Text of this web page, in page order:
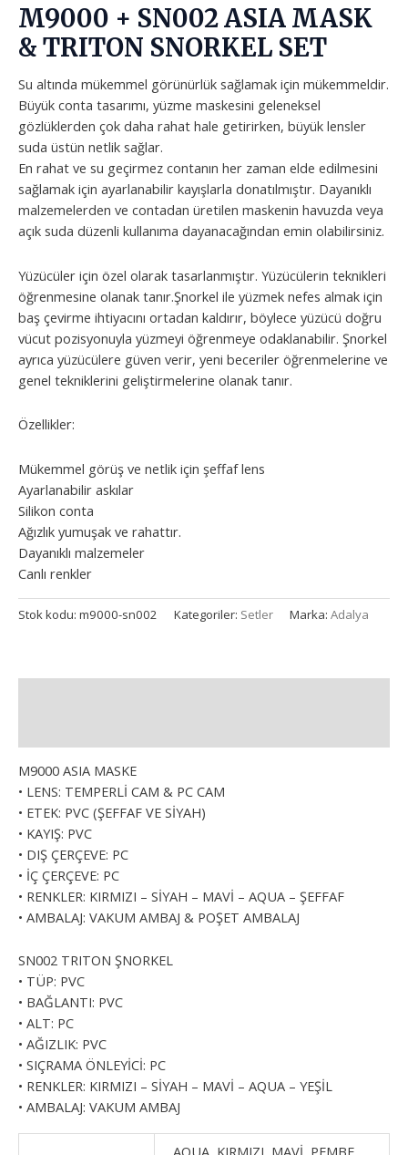
M9000 + SN002 ASIA MASK
& TRITON SNORKEL SET
Su altında mükemmel görünürlük sağlamak için mükemmeldir.
Büyük conta tasarımı, yüzme maskesini geleneksel
gözlüklerden çok daha rahat hale getirirken, büyük lensler
suda üstün netlik sağlar.
En rahat ve su geçirmez contanın her zaman elde edilmesini
sağlamak için ayarlanabilir kayışlarla donatılmıştır. Dayanıklı
malzemelerden ve contadan üretilen maskenin havuzda veya
açık suda düzenli kullanıma dayanacağından emin olabilirsiniz.
Yüzücüler için özel olarak tasarlanmıştır. Yüzücülerin teknikleri
öğrenmesine olanak tanır.Şnorkel ile yüzmek nefes almak için
baş çevirme ihtiyacını ortadan kaldırır, böylece yüzücü doğru
vücut pozisyonuyla yüzmeyi öğrenmeye odaklanabilir. Şnorkel
ayrıca yüzücülere güven verir, yeni beceriler öğrenmelerine ve
genel tekniklerini geliştirmelerine olanak tanır.
Özellikler:
Mükemmel görüş ve netlik için şeffaf lens
Ayarlanabilir askılar
Silikon conta
Ağızlık yumuşak ve rahattır.
Dayanıklı malzemeler
Canlı renkler
Stok kodu: m9000-sn002 Kategoriler: Setler Marka: Adalya
M9000 ASIA MASKE
• LENS: TEMPERLİ CAM & PC CAM
• ETEK: PVC (ŞEFFAF VE SİYAH)
• KAYIŞ: PVC
• DIŞ ÇERÇEVE: PC
• İÇ ÇERÇEVE: PC
• RENKLER: KIRMIZI – SİYAH – MAVİ – AQUA – ŞEFFAF
• AMBALAJ: VAKUM AMBAJ & POŞET AMBALAJ
SN002 TRITON ŞNORKEL
• TÜP: PVC
• BAĞLANTI: PVC
• ALT: PC
• AĞIZLIK: PVC
• SIÇRAMA ÖNLEYİCİ: PC
• RENKLER: KIRMIZI – SİYAH – MAVİ – AQUA – YEŞİL
• AMBALAJ: VAKUM AMBAJ